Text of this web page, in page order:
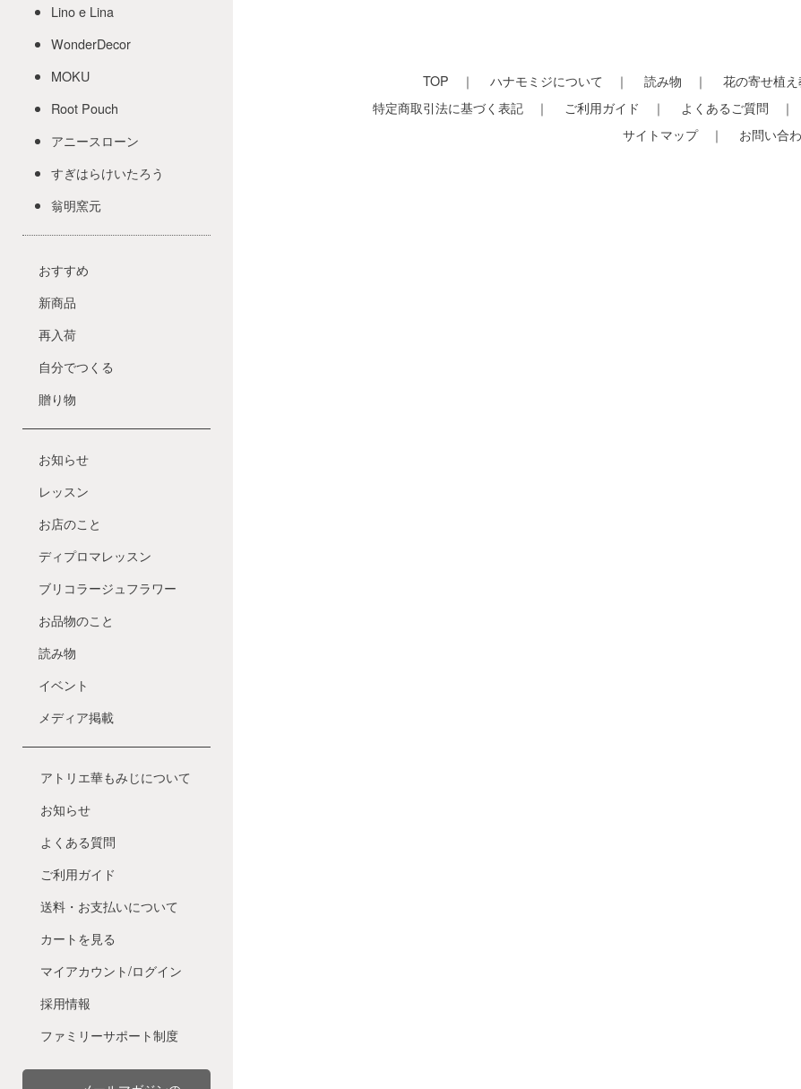
TOP ハナモミジについて 読み物 花の寄せ植
特定商取引法に基づく表記
ご利用ガイド よくあるご質問
サイトマップ
お問い合
Lino e Lina
WonderDecor
MOKU
Root Pouch
アニースローン
すぎはらけいたろう
翁明窯元
おすすめ
新商品
再入荷
自分でつくる
贈り物
お知らせ
レッスン
お店のこと
ディプロマレッスン
ブリコラージュフラワー
お品物のこと
読み物
イベント
メディア掲載
アトリエ華もみじについて
お知らせ
よくある質問
ご利用ガイド
送料・お支払いについて
カートを見る
マイアカウント/ログイン
採用情報
ファミリーサポート制度